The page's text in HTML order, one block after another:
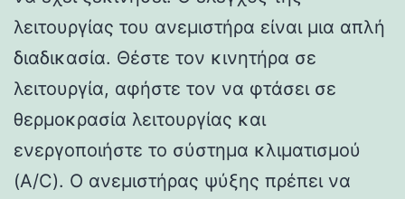
λειτουργίας του ανεμιστήρα είναι μια απλή
διαδικασία. Θέστε τον κινητήρα σε
λειτουργία, αφήστε τον να φτάσει σε
θερμοκρασία λειτουργίας και
ενεργοποιήστε το σύστημα κλιματισμού
(A/C). Ο ανεμιστήρας ψύξης πρέπει να